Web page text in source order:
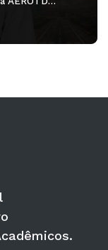
Rodrigues